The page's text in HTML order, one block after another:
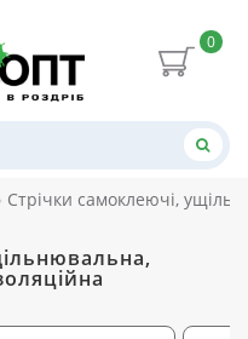
0
Стрічки самоклеючі,